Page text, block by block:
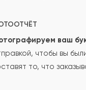
ваш
чтобы вы
то, что